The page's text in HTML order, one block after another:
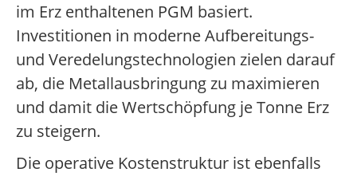
im Erz enthaltenen PGM basiert.
Investitionen in moderne Aufbereitungs-
und Veredelungstechnologien zielen darauf
ab, die Metallausbringung zu maximieren
und damit die Wertschöpfung je Tonne Erz
zu steigern.
Die operative Kostenstruktur ist ebenfalls